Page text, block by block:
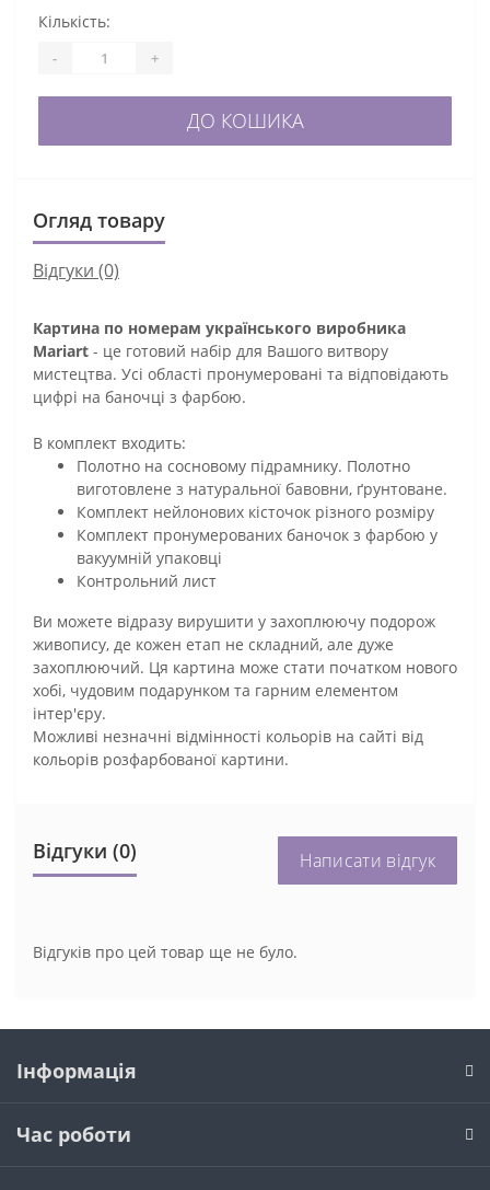
Кількість:
- +
ДО КОШИКА
Огляд товару
Відгуки (0)
Картина по номерам українського виробника
Mariart - це готовий набір для Вашого витвору
мистецтва. Усі області пронумеровані та відповідають
цифрі на баночці з фарбою.
В комплект входить:
Полотно на сосновому підрамнику. Полотно
виготовлене з натуральної бавовни, ґрунтоване.
Комплект нейлонових кісточок різного розміру
Комплект пронумерованих баночок з фарбою у
вакуумній упаковці
Контрольний лист
Ви можете відразу вирушити у захоплюючу подорож
живопису, де кожен етап не складний, але дуже
захоплюючий. Ця картина може стати початком нового
хобі, чудовим подарунком та гарним елементом
інтер'єру.
Можливі незначні відмінності кольорів на сайті від
кольорів розфарбованої картини.
Відгуки (0) Написати відгук
Відгуків про цей товар ще не було.
Інформація
Час роботи